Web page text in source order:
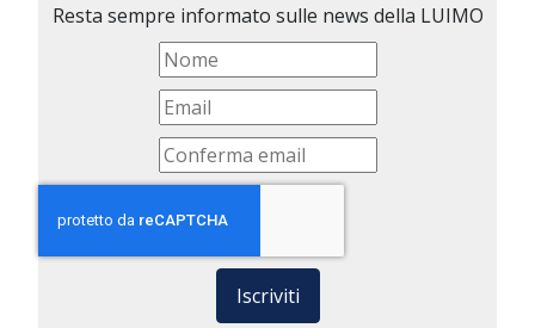
Resta sempre informato sulle news della LUIMO
Iscriviti